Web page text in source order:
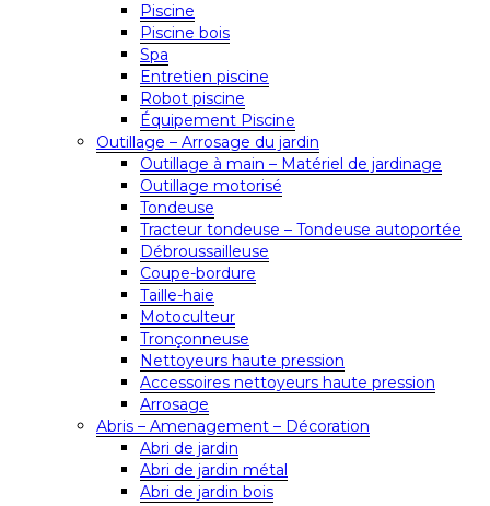
Piscine
Piscine bois
Spa
Entretien piscine
Robot piscine
Équipement Piscine
Outillage – Arrosage du jardin
Outillage à main – Matériel de jardinage
Outillage motorisé
Tondeuse
Tracteur tondeuse – Tondeuse autoportée
Débroussailleuse
Coupe-bordure
Taille-haie
Motoculteur
Tronçonneuse
Nettoyeurs haute pression
Accessoires nettoyeurs haute pression
Arrosage
Abris – Amenagement – Décoration
Abri de jardin
Abri de jardin métal
Abri de jardin bois